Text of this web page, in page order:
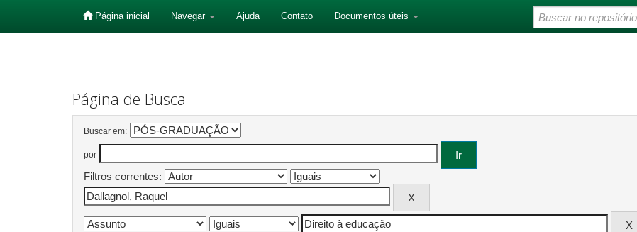
Página inicial Navegar Ajuda Contato Documentos úteis
Página de Busca
Buscar em:
por
Filtros correntes: